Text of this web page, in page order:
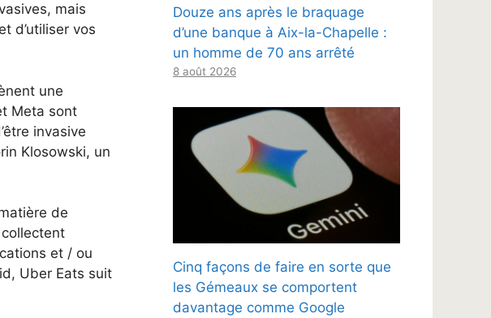
mais
d’utiliser vos
une
Meta sont
invasive
Klosowski, un
de
et / ou
Uber Eats suit
Douze ans après le braquage
d’une banque à Aix-la-Chapelle :
un homme de 70 ans arrêté
8 août 2026
Cinq façons de faire en sorte que
les Gémeaux se comportent
davantage comme Google